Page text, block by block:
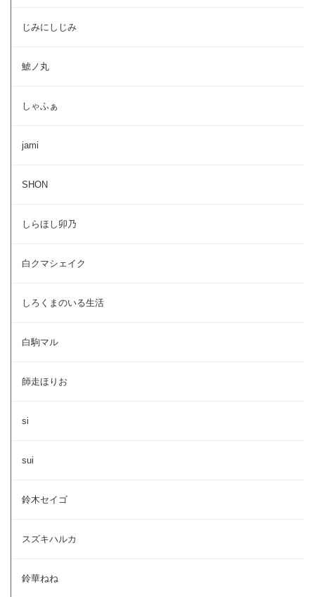
じみにしじみ
鯱ノ丸
しゃふぁ
jami
SHON
しらほし卯乃
白クマシェイク
しろくまのいる生活
白駒マル
師走ほりお
si
sui
鈴木セイゴ
スズキハルカ
鈴華ねね